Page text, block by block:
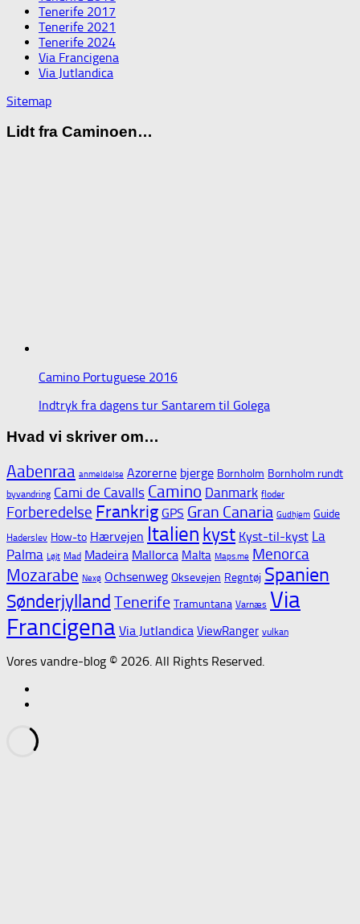
Tenerife 2017
Tenerife 2021
Tenerife 2024
Via Francigena
Via Jutlandica
Sitemap
Lidt fra Caminoen…
Camino Portuguese 2016
Indtryk fra dagens tur Santarem til Golega
Hvad vi skriver om…
Aabenraa anmeldelse Azorerne bjerge Bornholm Bornholm rundt
byvandring Cami de Cavalls Camino Danmark floder
Forberedelse Frankrig GPS Gran Canaria Gudhjem Guide
Haderslev How-to Hærvejen Italien kyst Kyst-til-kyst La
Palma Løjt Mad Madeira Mallorca Malta Maps.me Menorca
Mozarabe Nexø Ochsenweg Oksevejen Regntøj Spanien
Sønderjylland Tenerife Tramuntana Varnæs Via
Francigena Via Jutlandica ViewRanger vulkan
Vores vandre-blog © 2026. All Rights Reserved.